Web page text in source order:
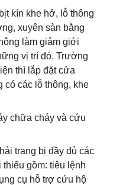
kín khe hở, lỗ thông
xuyên sàn bằng
làm giảm giới
vị trí đó. Trường
thì lắp đặt cửa
có các lỗ thông, khe
chữa cháy và cứu
trang bị đầy đủ các
gồm: tiêu lệnh
cụ hỗ trợ cứu hộ